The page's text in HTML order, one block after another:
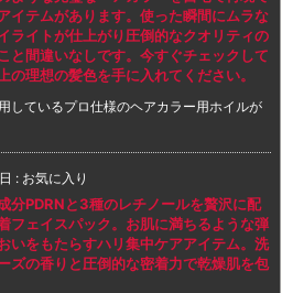
イテムがあります。使った瞬間にムラな
ライトが仕上がり圧倒的なクオリティの
と間違いなしです。今すぐチェックして
の理想の髪色を手に入れてください。
しているプロ仕様のヘアカラー用ホイルが
: お気に入り
分PDRNと3種のレチノールを贅沢に配
フェイスパック。お肌に満ちるような弾
いをもたらすハリ集中ケアアイテム。洗
ズの香りと圧倒的な密着力で乾燥肌を包